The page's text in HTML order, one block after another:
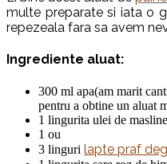
multe preparate si iata o
repezeala fara sa avem
Ingrediente aluat:
300 ml apa(am marit
pentru a obtine un aluat
1 lingurita ulei de
1 ou
3 linguri lapte praf